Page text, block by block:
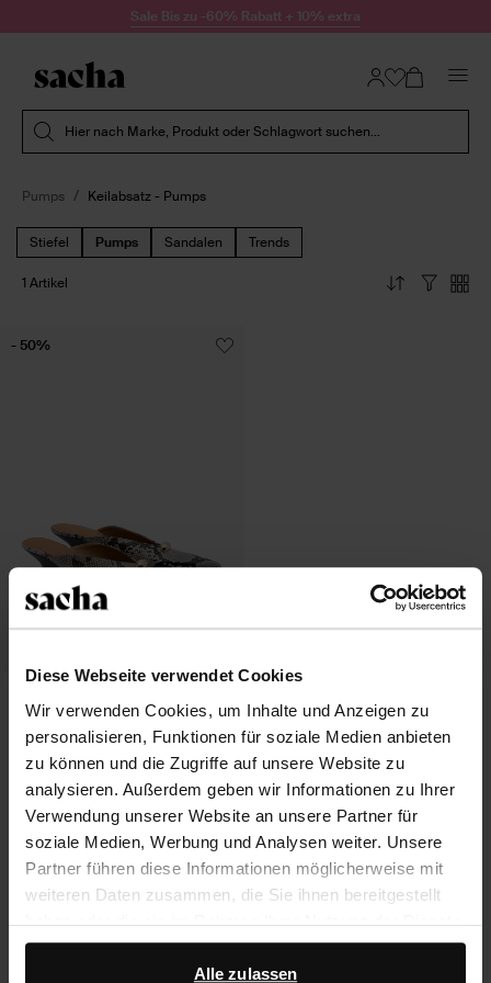
Diese Webseite verwendet Cookies
Wir verwenden Cookies, um Inhalte und Anzeigen zu
personalisieren, Funktionen für soziale Medien anbieten
zu können und die Zugriffe auf unsere Website zu
analysieren. Außerdem geben wir Informationen zu Ihrer
Verwendung unserer Website an unsere Partner für
soziale Medien, Werbung und Analysen weiter. Unsere
Partner führen diese Informationen möglicherweise mit
weiteren Daten zusammen, die Sie ihnen bereitgestellt
haben oder die sie im Rahmen Ihrer Nutzung der Dienste
gesammelt haben.
Alle zulassen
Zum Inhalt springenSale Bis zu -60% Rabatt + 10% extra
Hier nach Marke, Produkt oder Schlagwort suchen...
Pumps Keilabsatz - Pumps
Stiefel Pumps Sandalen Trends
1 Artikel
Keilabsatz
72.99
36.50
- 50%
Über Sacha
Versand und Lieferung